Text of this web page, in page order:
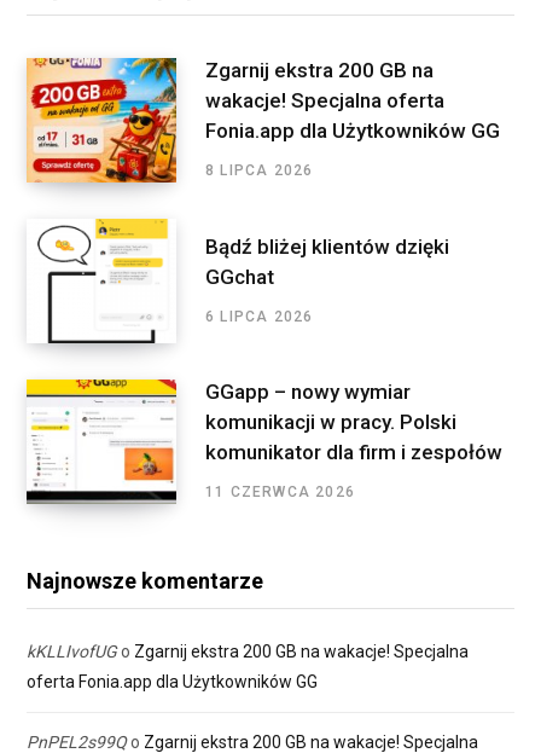
a
m
n
f
o
Zgarnij ekstra 200 GB na
wakacje! Specjalna oferta
Fonia.app dla Użytkowników GG
8 LIPCA 2026
Bądź bliżej klientów dzięki
GGchat
6 LIPCA 2026
GGapp – nowy wymiar
komunikacji w pracy. Polski
komunikator dla firm i zespołów
11 CZERWCA 2026
Najnowsze komentarze
kKLLIvofUGo Zgarnij ekstra 200 GB na wakacje! Specjalna
oferta Fonia.app dla Użytkowników GG
PnPEL2s99Qo Zgarnij ekstra 200 GB na wakacje! Specjalna